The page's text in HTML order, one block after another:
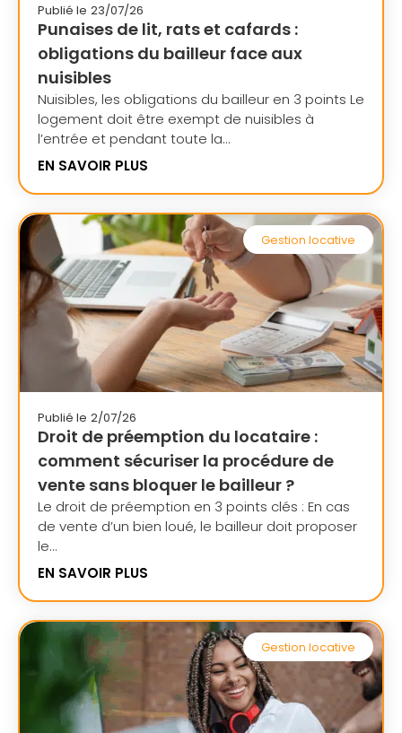
Publié le 23/07/26
Punaises de lit, rats et cafards :
obligations du bailleur face aux
nuisibles
Nuisibles, les obligations du bailleur en 3 points Le
logement doit être exempt de nuisibles à
l’entrée et pendant toute la...
EN SAVOIR PLUS
Gestion locative
Publié le 2/07/26
Droit de préemption du locataire :
comment sécuriser la procédure de
vente sans bloquer le bailleur ?
Le droit de préemption en 3 points clés : En cas
de vente d’un bien loué, le bailleur doit proposer
le...
EN SAVOIR PLUS
Gestion locative